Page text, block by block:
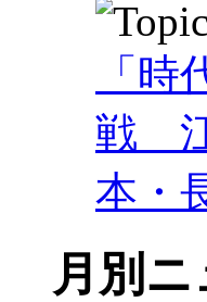
「
戦
本・
月別